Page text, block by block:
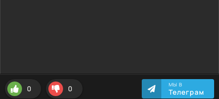
0 0 МЫ В
Телеграм